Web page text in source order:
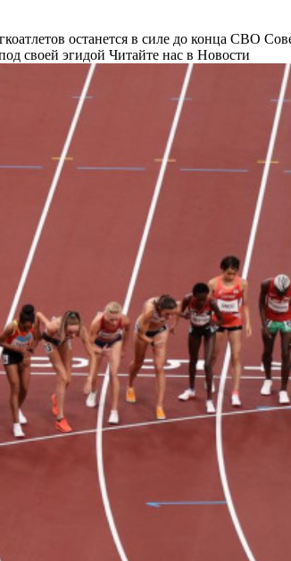
останется в силе до конца СВО
своей эгидой Читайте нас в Новости